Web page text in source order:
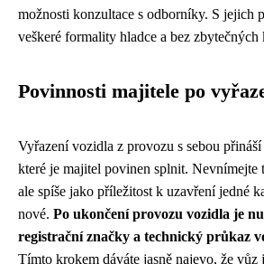
možnosti konzultace s odborníky. S jejich
veškeré formality hladce a bez
Povinnosti majitele po
Vyřazení vozidla z provozu s sebou
které je majitel povinen splnit. Nevnímejte
ale spíše jako příležitost k uzavření jedné
nové. Po ukončení provozu vozidla je
registrační značky a technický průkaz
Tímto krokem dáváte jasně najevo, že vůz